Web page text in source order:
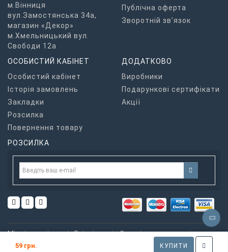
59 грн. КУПИТИ
м.Вінниця
вул.Замостянська 34а,
магазин «Декор»
м.Хмельницький вул.
Свободи 12а
Публічна оферта
Зворотній зв’язок
ОСОБИСТИЙ КАБІНЕТ
Особистий кабінет
Історія замовлень
Закладки
Розсилка
Повернення товару
ДОДАТКОВО
Виробники
Подарункові сертифікати
Акції
РОЗСИЛКА
Міжкімнатні двері Вхідні двері
Скляні перегородки
Фурнітура